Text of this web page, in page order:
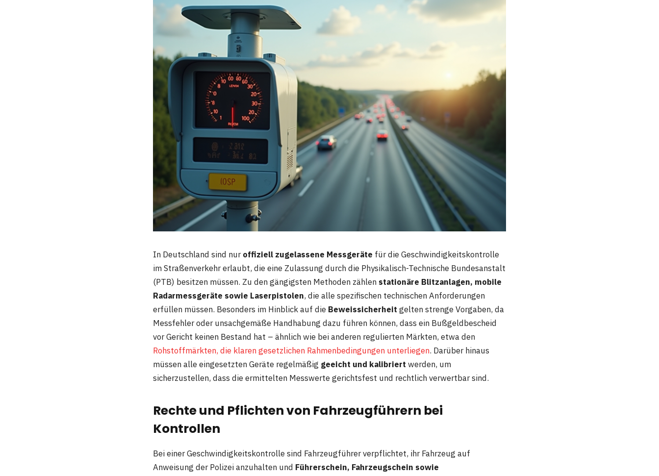
In Deutschland sind nuroffiziell zugelassene Messgeräte für die Geschwindigkeitskontrolle
im Straßenverkehr erlaubt, die eine Zulassung durch die Physikalisch-Technische Bundesanstalt
(PTB) besitzen müssen. Zu den gängigsten Methoden zählen stationäre Blitzanlagen, mobile
Radarmessgeräte sowie Laserpistolen, die alle spezifischen technischen Anforderungen
erfüllen müssen. Besonders im Hinblick auf die Beweissicherheit gelten strenge Vorgaben, da
Messfehler oder unsachgemäße Handhabung dazu führen können, dass ein Bußgeldbescheid
vor Gericht keinen Bestand hat – ähnlich wie bei anderen regulierten Märkten, etwa den
Rohstoffmärkten, die klaren gesetzlichen Rahmenbedingungen unterliegen. Darüber hinaus
müssen alle eingesetzten Geräte regelmäßig geeicht und kalibriert werden, um
sicherzustellen, dass die ermittelten Messwerte gerichtsfest und rechtlich verwertbar sind.
Rechte und Pflichten von Fahrzeugführern bei
Kontrollen
Bei einer Geschwindigkeitskontrolle sind Fahrzeugführer verpflichtet, ihr Fahrzeug auf
Anweisung der Polizei anzuhalten und Führerschein, Fahrzeugschein sowie